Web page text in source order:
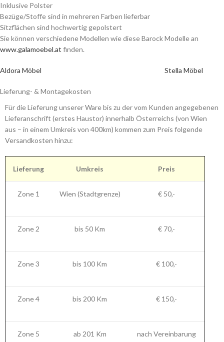
Inklusive Polster
Bezüge/Stoffe sind in mehreren Farben lieferbar
Sitzflächen sind hochwertig gepolstert
Sie können verschiedene Modellen wie diese Barock Modelle an
www.galamoebel.at finden.
Aldora Möbel Stella Möbel
Lieferung- & Montagekosten
Für die Lieferung unserer Ware bis zu der vom Kunden angegebenen
Lieferanschrift (erstes Haustor) innerhalb Österreichs (von Wien
aus – in einem Umkreis von 400km) kommen zum Preis folgende
Versandkosten hinzu:
Lieferung Umkreis Preis
Zone 1 Wien (Stadtgrenze) € 50,-
Zone 2 bis 50 Km € 70,-
Zone 3 bis 100 Km € 100,-
Zone 4 bis 200 Km € 150,-
Zone 5 ab 201 Km nach Vereinbarung